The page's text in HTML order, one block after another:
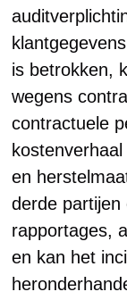
is betrokken,
wegens
contractuele
en
derde partijen
rapportages,
en kan het